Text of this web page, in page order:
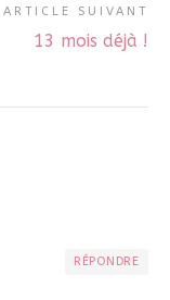
ARTICLE SUIVANT
13 mois déjà !
RÉPONDRE